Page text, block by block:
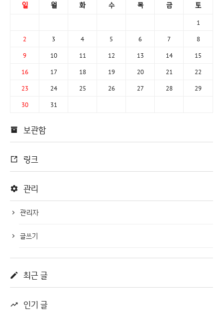
일 월 화 수 목 금 토
1
2 3 4 5 6 7 8
9 10 11 12 13 14 15
16 17 18 19 20 21 22
23 24 25 26 27 28 29
30 31
보관함
링크
관리
관리자
글쓰기
최근 글
인기 글